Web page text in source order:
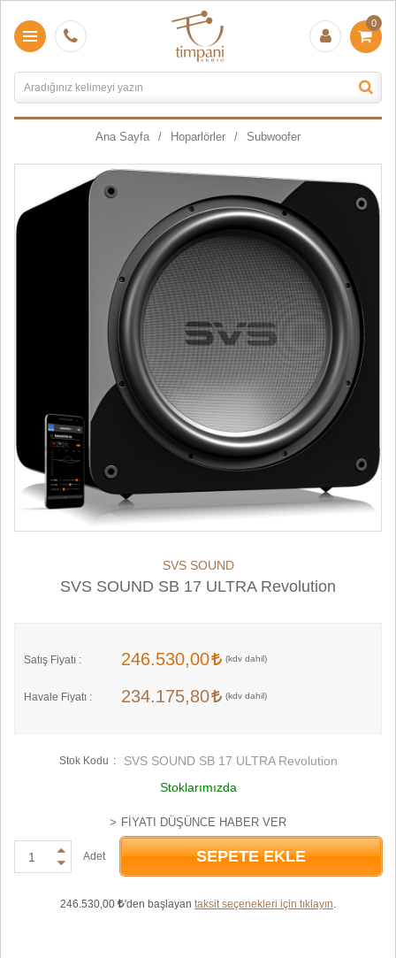
0
Ana Sayfa Hoparlörler Subwoofer
SVS SOUND
SVS SOUND SB 17 ULTRA Revolution
Satış Fiyatı : 246.530,00
Havale Fiyatı : 234.175,80
Stok Kodu
SVS SOUND SB 17 ULTRA Revolution
Stoklarımızda
FIYATI DÜŞÜNCE HABER VER
Adet SEPETE EKLE
246.530,00 'den başlayan taksit seçenekleri için tıklayın.